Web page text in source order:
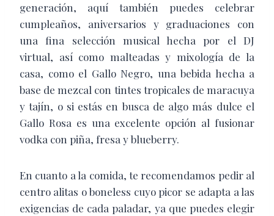
generación, aquí también puedes celebrar
cumpleaños, aniversarios y graduaciones con
una fina selección musical hecha por el DJ
virtual, así como malteadas y mixología de la
casa, como el Gallo Negro, una bebida hecha a
base de mezcal con tintes tropicales de maracuya
y tajín, o si estás en busca de algo más dulce el
Gallo Rosa es una excelente opción al fusionar
vodka con piña, fresa y blueberry.
En cuanto a la comida, te recomendamos pedir al
centro alitas o boneless cuyo picor se adapta a las
exigencias de cada paladar, ya que puedes elegir